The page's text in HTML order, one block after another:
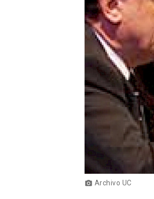
photo_camera Archivo UC